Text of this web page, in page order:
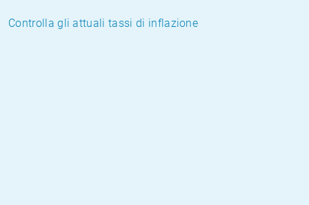
Controlla gli attuali tassi di inflazione